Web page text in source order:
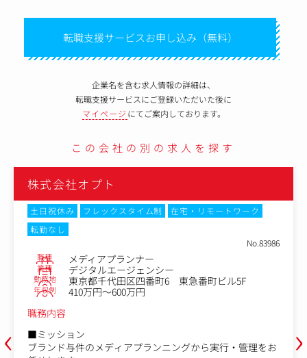
転職支援サービスお申し込み（無料）
企業名を含む求人情報の詳細は、
転職支援サービスにご登録いただいた後に
マイページ にてご案内しております。
この会社の別の求人を探す
‹
株式会社オプト
土日祝休み フレックスタイム制
在宅・リモートワーク
転勤なし
No.83986
職種 メディアプランナー
業種 デジタルエージェンシー
勤務地 東京都千代田区四番町6 東急番町ビル5F
年収例
410万円～600万円
職務内容
■ミッション
ブランド与件のメディアプランニングから実行・管理をお
›